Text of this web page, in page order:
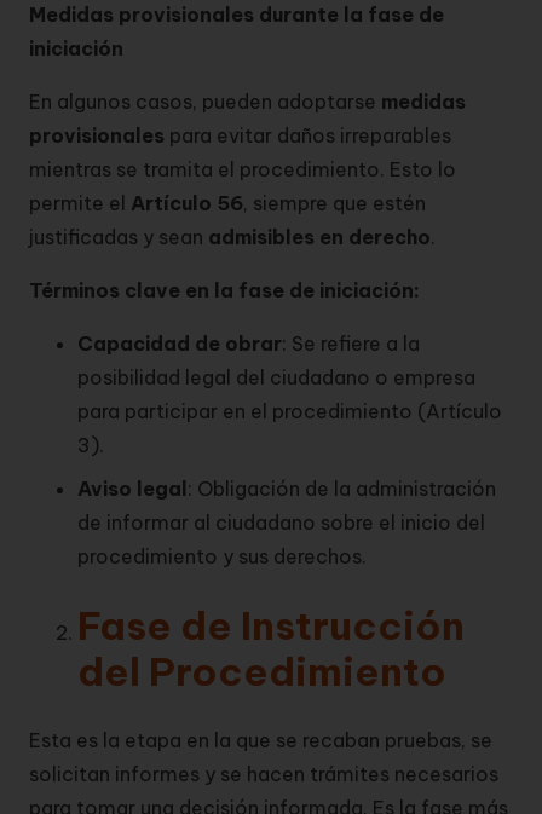
Medidas provisionales durante la fase de
iniciación
En algunos casos, pueden adoptarse medidas
provisionales para evitar daños irreparables
mientras se tramita el procedimiento. Esto lo
permite el Artículo 56, siempre que estén
justificadas y sean admisibles en derecho.
Términos clave en la fase de iniciación:
Capacidad de obrar: Se refiere a la
posibilidad legal del ciudadano o empresa
para participar en el procedimiento (Artículo
3).
Aviso legal: Obligación de la administración
de informar al ciudadano sobre el inicio del
procedimiento y sus derechos.
Fase de Instrucción
del Procedimiento
Esta es la etapa en la que se recaban pruebas, se
solicitan informes y se hacen trámites necesarios
para tomar una decisión informada. Es la fase más